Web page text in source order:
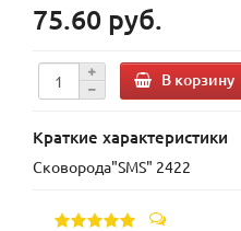
75.60 руб.
В корзину
Краткие характеристики
Сковорода"SMS" 2422